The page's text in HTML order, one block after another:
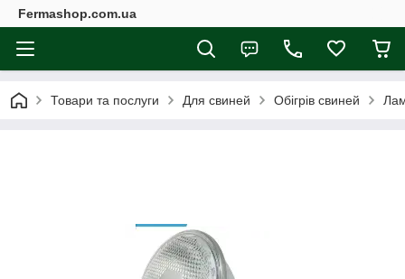
Fermashop.com.ua
Товари та послуги Для свиней Обігрів свиней